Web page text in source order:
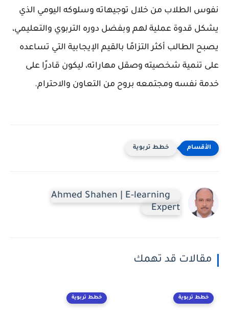
نفوس الطلاب من خلال توجيهاته وسلوكه اليومي الذي
يشكل قدوة عملية لهم وبفضل دوره التربوي والتعليمي،
يصبح الطالب أكثر التزامًا بالقيم الإيجابية التي تساعده
على تنمية شخصيته وصقل مهاراته، ليكون قادرًا على
خدمة نفسه ومجتمعه بروح من التعاون والاحترام.
خطط تربوية
Ahmed Shahen | E-learning
Expert
مقالات قد تهمك
خطط تربوية خطط تربوية